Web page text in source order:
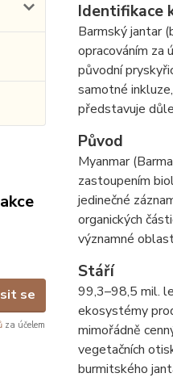
se
za účelem
Identifikace
Barmský jantar
opracováním za
původní
samotné
představuje
Původ
Myanmar
zastoupením
jedinečné
organických
významné
Stáří
99,3–98,5 mil.
ekosystémy
mimořádně
vegetačních
burmitského